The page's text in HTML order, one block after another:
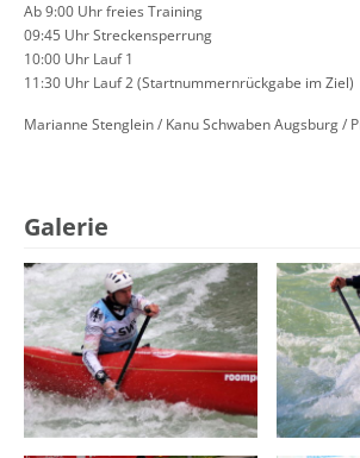
Ab 9:00 Uhrfreies Training
09:45 UhrStreckensperrung
10:00 Uhr Lauf 1
11:30 Uhr Lauf 2(Startnummernrückgabe im Ziel)
Marianne Stenglein / Kanu Schwaben Augsburg /
Galerie